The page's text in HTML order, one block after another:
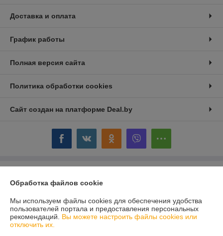
Доставка и оплата
График работы
Полная версия сайта
Политика обработки cookies
Сайт создан на платформе Deal.by
220057, г. Минск, ул. Фогеля 7-261
Регистрационный номер ЕГР: 191585511
Обработка файлов cookie
Мы используем файлы cookies для обеспечения удобства
пользователей портала и предоставления персональных
рекомендаций. Вы можете настроить файлы cookies или
отключить их.